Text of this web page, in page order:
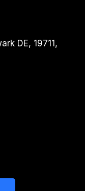
DE, 19711,